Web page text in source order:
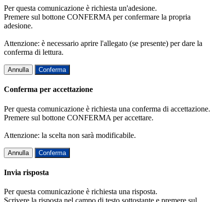
Per questa comunicazione è richiesta un'adesione.
Premere sul bottone CONFERMA per confermare la propria
adesione.
Attenzione: è necessario aprire l'allegato (se presente) per dare la
conferma di lettura.
Annulla Conferma
Conferma per accettazione
Per questa comunicazione è richiesta una conferma di accettazione.
Premere sul bottone CONFERMA per accettare.
Attenzione: la scelta non sarà modificabile.
Annulla Conferma
Invia risposta
Per questa comunicazione è richiesta una risposta.